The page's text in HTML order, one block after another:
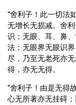
“舍利子！此一切法
无增长无损减。舍
识；无眼、耳、鼻
法；无眼界无眼识
尽，乃至无老死亦
得，亦无无得。
“舍利子！由是无得
心无所著亦无挂碍